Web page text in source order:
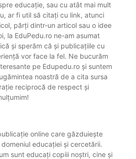
educație, sau cu atât mai mult
ar fi util să citați cu link, atunci
părți dintr-un articol sau o idee
la EduPedu.ro ne-am asumat
și sperăm că și publicațiile cu
vor face la fel. Ne bucurăm
pe Edupedu.ro și suntem
noastră de a cita sursa
reciprocă de respect și
online care găzduiește
educației și cercetării.
sunt educați copiii noștri, cine și